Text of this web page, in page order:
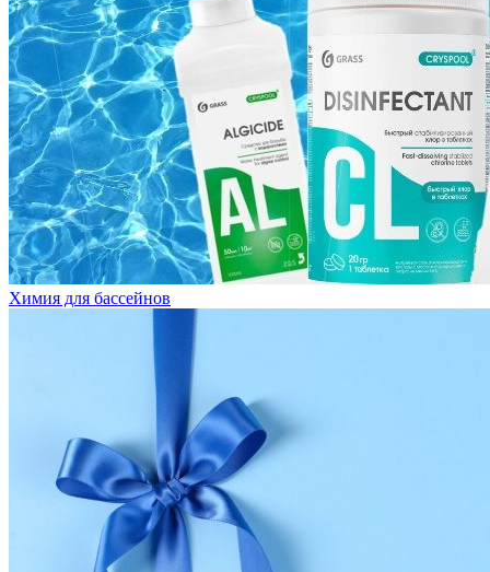
Химия для бассейнов